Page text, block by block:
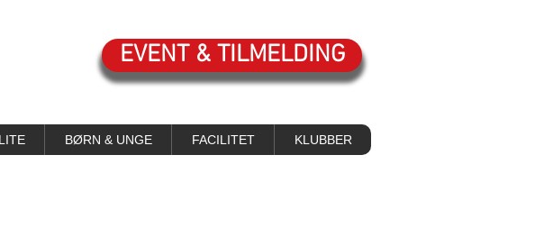
EVENT & TILMELDING
BØRN & UNGE FACILITET KLUBBER